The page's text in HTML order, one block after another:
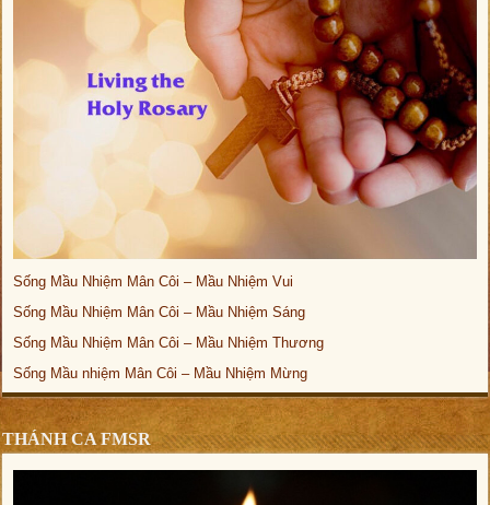
Sống Mầu Nhiệm Mân Côi – Mầu Nhiệm Vui
Sống Mầu Nhiệm Mân Côi – Mầu Nhiệm Sáng
Sống Mầu Nhiệm Mân Côi – Mầu Nhiệm Thương
Sống Mầu nhiệm Mân Côi – Mầu Nhiệm Mừng
THÁNH CA FMSR